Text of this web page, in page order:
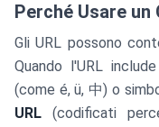
Perché Usare
Gli URL possono
Quando l'URL
(come é, ü, 中) o
URL (codificati